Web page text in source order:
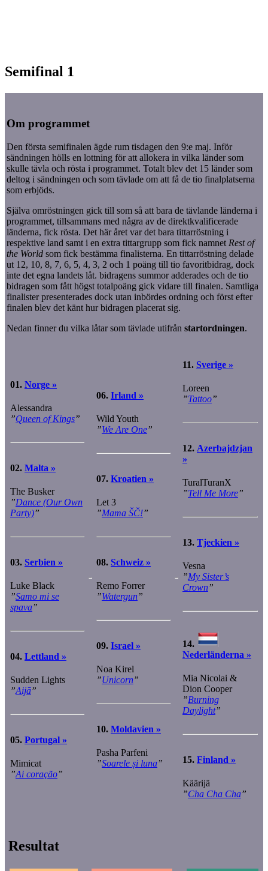
Semifinal 1
Om programmet
Den första semifinalen ägde rum tisdagen den 9:e maj. Inför
sändningen hölls en lottning för att allokera in vilka länder som
skulle tävla och rösta i programmet. Totalt blev det 15 länder som
deltog i sändningen och som tävlade om att få de tio finalplatserna
som erbjöds.
Själva omröstningen gick till som så att bara de tävlande länderna i
programmet, tillsammans med några av de direktkvalificerade
länderna, fick rösta. Det här året var det bara tittarröstning i
respektive land samt i en extra tittargrupp som fick namnet Rest of
the World som fick bestämma finalisterna. En tittarröstning delade
ut 12, 10, 8, 7, 6, 5, 4, 3, 2 och 1 poäng till tio favoritbidrag, dock
inte det egna landets låt. bidragens summor adderades och de tio
bidragen som fått högst totalpoäng gick vidare till finalen. Samtliga
finalister presenterades dock utan inbördes ordning och först efter
finalen blev det känt hur bidragen placerat sig.
Nedan finner du vilka låtar som tävlade utifrån startordningen.
01. Norge »
Alessandra
”Queen of Kings”
02. Malta »
The Busker
”Dance (Our Own
Party)”
03. Serbien »
Luke Black
”Samo mi se
spava”
04. Lettland »
Sudden Lights
”Aijā”
05. Portugal »
Mimicat
”Ai coração”
06. Irland »
Wild Youth
”We Are One”
07. Kroatien »
Let 3
”Mama ŠČ!”
08. Schweiz »
Remo Forrer
”Watergun”
09. Israel »
Noa Kirel
”Unicorn”
10. Moldavien »
Pasha Parfeni
”Soarele și luna”
11. Sverige »
Loreen
”Tattoo”
12. Azerbajdzjan
»
TuralTuranX
”Tell Me More”
13. Tjeckien »
Vesna
”My Sister’s
Crown”
14.
Nederländerna »
Mia Nicolai &
Dion Cooper
”Burning
Daylight”
15. Finland »
Käärijä
”Cha Cha Cha”
Resultat